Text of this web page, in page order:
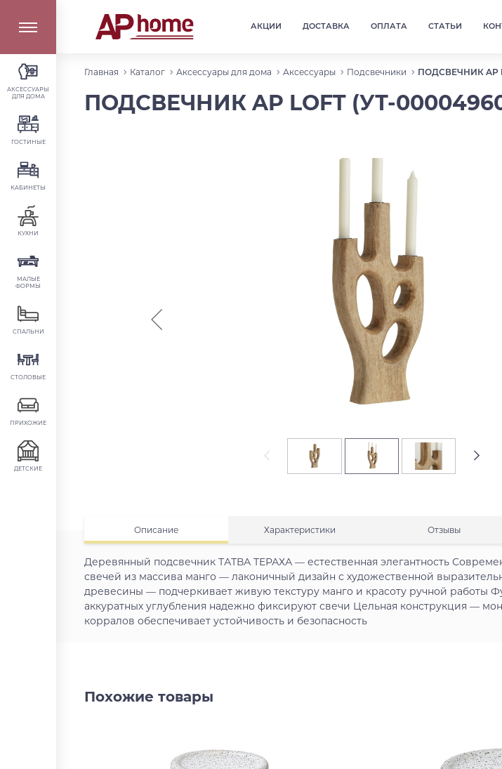
АКЦИИ ДОСТАВКА ОПЛАТА СТАТЬИ
АКСЕССУАРЫ
ДЛЯ ДОМА
ГОСТИНЫЕ
КАБИНЕТЫ
КУХНИ
МАЛЫЕ
ФОРМЫ
СПАЛЬНИ
СТОЛОВЫЕ
ПРИХОЖИЕ
ДЕТСКИЕ
Главная Каталог Аксессуары для дома Аксессуары Подсвечники ПОДСВЕЧНИК AP
ПОДСВЕЧНИК AP LOFT (УТ-
Описание Характеристики Отзывы
Деревянный подсвечник ТАТВА ТЕРАХА — естественная элегантность
свечей из массива манго — лаконичный дизайн с художественной
древесины — подчеркивает живую текстуру манго и красоту ручной работы
аккуратных углубления надежно фиксируют свечи Цельная конструкция —
корралов обеспечивает устойчивость и безопасность
Похожие товары